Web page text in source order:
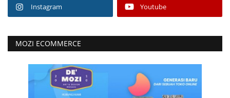
Instagram Youtube
MOZI ECOMMERCE